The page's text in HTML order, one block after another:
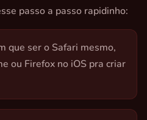
passo a passo rapidinho:
que ser o Safari mesmo,
ou Firefox no iOS pra criar